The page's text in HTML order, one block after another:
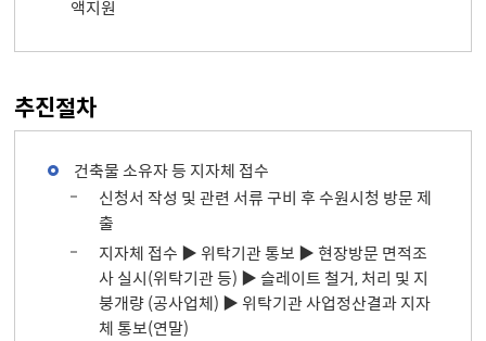
액지원
추진절차
건축물 소유자 등 지자체 접수
신청서 작성 및 관련 서류 구비 후 수원시청 방문 제
출
지자체 접수 ▶ 위탁기관 통보 ▶ 현장방문 면적조
사 실시(위탁기관 등) ▶ 슬레이트 철거, 처리 및 지
붕개량 (공사업체) ▶ 위탁기관 사업정산결과 지자
체 통보(연말)